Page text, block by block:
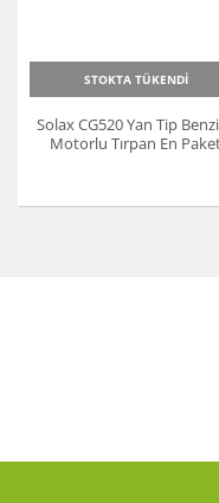
STOKTA TÜKENDİ
Solax CG520 Yan Tip
Motorlu Tırpan En